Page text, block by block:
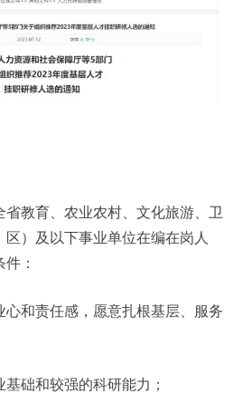
省教育、农业农村、文化旅游、卫
）及以下事业单位在编在岗人
：
心和责任感，愿意扎根基层、服务
基础和较强的科研能力；